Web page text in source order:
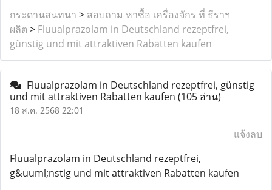
กระดานสนทนา > สอบถาม หาซื้อ เครื่องจักร ที่ ธีราฯ
ผลิต > Fluualprazolam in Deutschland rezeptfrei,
günstig und mit attraktiven Rabatten kaufen
Fluualprazolam in Deutschland rezeptfrei, günstig
und mit attraktiven Rabatten kaufen (105 อ่าน)
18 ส.ค. 2568 22:01
แจ้งลบ
Fluualprazolam in Deutschland rezeptfrei,
g&uuml;nstig und mit attraktiven Rabatten kaufen